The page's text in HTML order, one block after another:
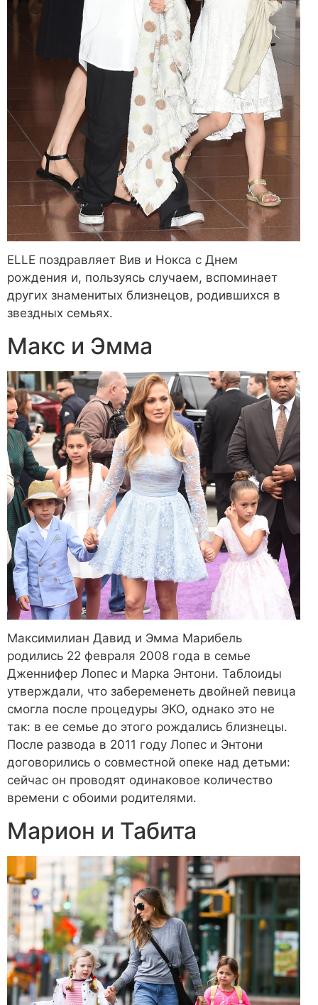
ELLE поздравляет Вив и Нокса с Днем
рождения и, пользуясь случаем, вспоминает
других знаменитых близнецов, родившихся в
звездных семьях.
Макс и Эмма
Максимилиан Давид и Эмма Марибель
родились 22 февраля 2008 года в семье
Дженнифер Лопес и Марка Энтони. Таблоиды
утверждали, что забеременеть двойней певица
смогла после процедуры ЭКО, однако это не
так: в ее семье до этого рождались близнецы.
После развода в 2011 году Лопес и Энтони
договорились о совместной опеке над детьми:
сейчас он проводят одинаковое количество
времени с обоими родителями.
Марион и Табита